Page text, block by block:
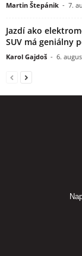
Martin Štepánik - 7.
Jazdí ako
SUV má geniálny
Karol Gajdoš - 6.